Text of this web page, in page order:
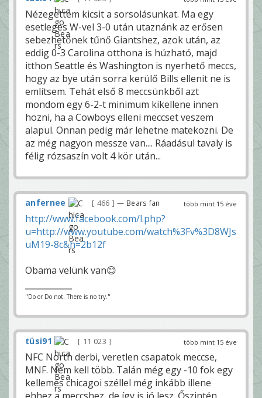
Nézegettem kicsit a sorsolásunkat. Ma egy
esetleges W-vel 3-0 után utaznánk az erősen
sebezhetőnek tűnő Giantshez, azok után, az
eddig 0-3 Carolina otthona is húzható, majd
itthon Seattle és Washington is nyerhető meccs,
hogy az bye után sorra kerülő Bills ellenit ne is
említsem. Tehát első 8 meccsünkből azt
mondom egy 6-2-t minimum kikellene innen
hozni, ha a Cowboys elleni meccset veszem
alapul. Onnan pedig már lehetne matekozni. De
az még nagyon messze van.... Ráadásul tavaly is
félig rózsaszín volt 4 kör után...
több mint 15 éve
anfernee 466 — Bears fan
http://www.facebook.com/l.php?
u=http://www.youtube.com/watch%3Fv%3D8WJs
uM19-8c&h=2b12f
Obama velünk van😊
"Do or Do not. There is no try."
több mint 15 éve
tüsi91 11 023
NFC North derbi, veretlen csapatok meccse,
MNF. Nem kell több. Talán még egy -10 fok egy
kellemes chicagoi széllel még inkább illene